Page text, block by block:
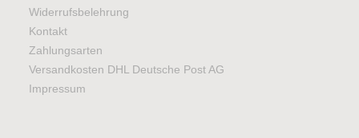
Widerrufsbelehrung
Kontakt
Zahlungsarten
Versandkosten DHL Deutsche Post AG
Impressum